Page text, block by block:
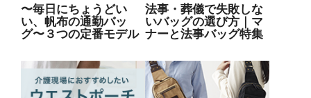
〜毎日にちょうどい
い、帆布の通勤バッ
グ〜３つの定番モデル
法事・葬儀で失敗しな
いバッグの選び方｜マ
ナーと法事バッグ特集